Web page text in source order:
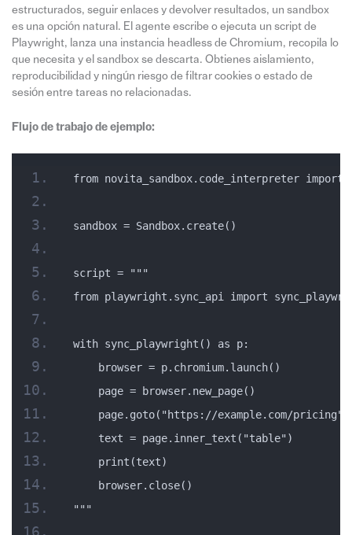
estructurados, seguir enlaces y devolver resultados, un sandbox
es una opción natural. El agente escribe o ejecuta un script de
Playwright, lanza una instancia headless de Chromium, recopila lo
que necesita y el sandbox se descarta. Obtienes aislamiento,
reproducibilidad y ningún riesgo de filtrar cookies o estado de
sesión entre tareas no relacionadas.
Flujo de trabajo de ejemplo:
from novita_sandbox.code_interpreter import
sandbox = Sandbox.create()
script = """
from playwright.sync_api import
with sync_playwright() as p:
    browser = p.chromium.launch()
    page = browser.new_page()
    page.goto("https://example.com/pricing")
    text = page.inner_text("table")
    print(text)
    browser.close()
"""